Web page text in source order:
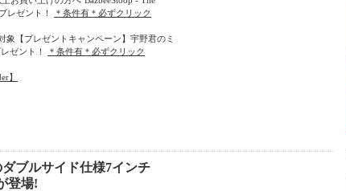
レゼント！
＊条件有＊必ずクリック
【プレゼントキャンペーン】宇野君のミ
ゼント！
＊条件有＊必ずクリック
】
ブルサイド仕様7インチ
登場!